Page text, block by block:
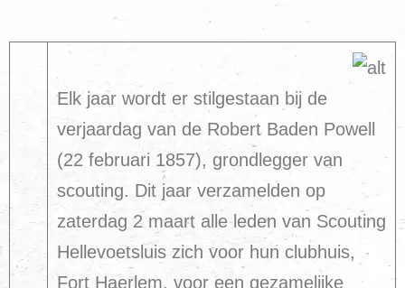
Elk jaar wordt er stilgestaan bij de
verjaardag van de Robert Baden Powell
(22 februari 1857), grondlegger van
scouting. Dit jaar verzamelden op
zaterdag 2 maart alle leden van Scouting
Hellevoetsluis zich voor hun clubhuis,
Fort Haerlem, voor een gezamelijke